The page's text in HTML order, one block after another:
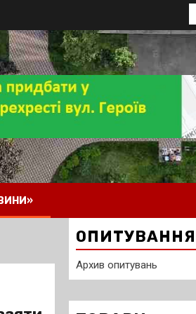
ОПИТУВАННЯ
Архив опитувань